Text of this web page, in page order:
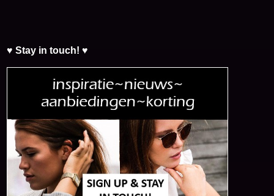
♥ Stay in touch! ♥